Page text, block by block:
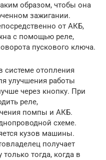
образом, чтобы она
зажигании.
от АКБ,
с помощью реле,
пускового ключа.
системе отопления
улучшения работы
через кнопку. При
реле,
помпы и АКБ.
схеме.
кузов машины.
получает
тогда, когда в